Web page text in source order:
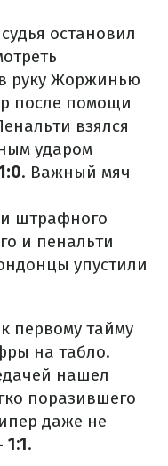
остановил
руку Жоржинью
после помощи
взялся
ударом
. Важный мяч
штрафного
и пенальти
упустили
первому тайму
на табло.
нашел
поразившего
даже не
1:1.